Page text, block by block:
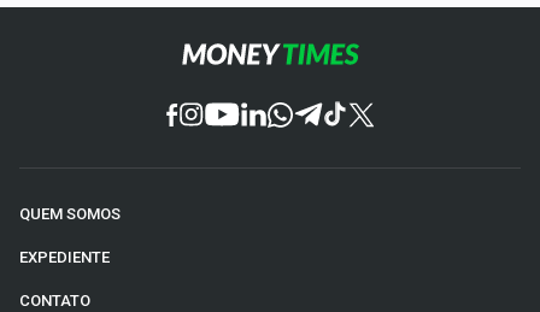
QUEM SOMOS
EXPEDIENTE
CONTATO